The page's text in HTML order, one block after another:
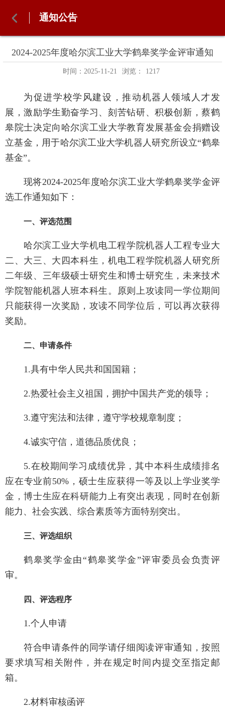
通知公告
2024-2025年度哈尔滨工业大学鹤皋奖学金评审通知
时间：2025-11-21 浏览： 1217
为促进学校学风建设，推动机器人领域人才发
展，激励学生勤奋学习、刻苦钻研、积极创新，蔡鹤
皋院士决定向哈尔滨工业大学教育发展基金会捐赠设
立基金，用于哈尔滨工业大学机器人研究所设立“鹤皋
基金”。
现将2024-2025年度哈尔滨工业大学鹤皋奖学金评
选工作通知如下：
一、评选范围
哈尔滨工业大学机电工程学院机器人工程专业大
二、大三、大四本科生，机电工程学院机器人研究所
二年级、三年级硕士研究生和博士研究生，未来技术
学院智能机器人班本科生。原则上攻读同一学位期间
只能获得一次奖励，攻读不同学位后，可以再次获得
奖励。
二、申请条件
1.具有中华人民共和国国籍；
2.热爱社会主义祖国，拥护中国共产党的领导；
3.遵守宪法和法律，遵守学校规章制度；
4.诚实守信，道德品质优良；
5.在校期间学习成绩优异 ，其中本科生成绩排名
应在专业前50% ，硕士生应获得一等及以上学业奖学
金，博士生应在科研能力上有突出表现，同时在创新
能力、社会实践、综合素质等方面特别突出。
三、评选组织
鹤皋奖学金由 “鹤皋奖学金”评审委员会负责评
审。
四、评选程序
1.个人申请
符合申请条件的同学请仔细阅读评审通知，按照
要求填写相关附件，并在规定时间内提交至指定邮
箱。
2.材料审核函评